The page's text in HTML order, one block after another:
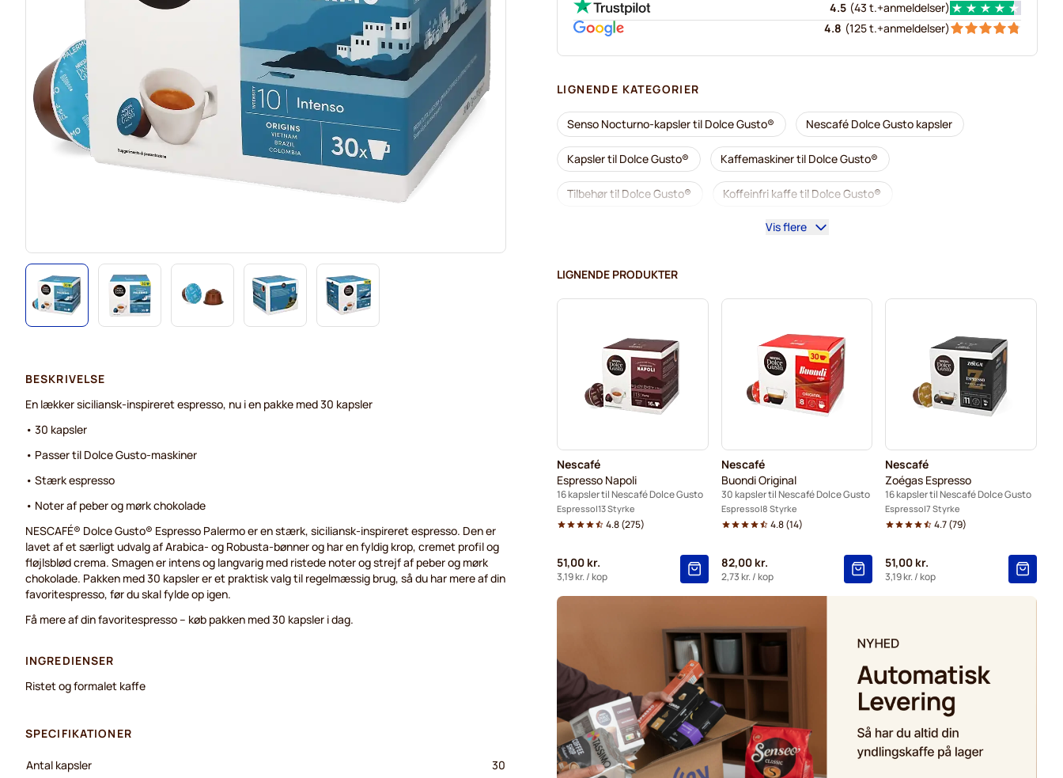
4.5 (43 t.+anmeldelser)
4.8 (125 t.+anmeldelser)
LIGNENDE KATEGORIER
Senso Nocturno-kapsler til Dolce Gusto® Nescafé Dolce Gusto kapsler
Kapsler til Dolce Gusto® Kaffemaskiner til Dolce Gusto®
Tilbehør til Dolce Gusto® Koffeinfri kaffe til Dolce Gusto®
Afkalkning og plejeprodukter til Dolce Gusto
Caffè Borbone til Dolce Gusto Dolce Vita kaffekapsler til Dolce Gusto®
Til Dolce Gusto®
Starbucks® kapsler til Dolce Gusto® Kaffekapslen-kaffekapsler til Dolce Gusto®
Starbucks® Grande-kaffekapsler til Dolce Gusto
Vis flere
LIGNENDE PRODUKTER
Nescafé
Espresso Napoli
16 kapsler til Nescafé Dolce Gusto
Espresso 13 Styrke
4.8(275)
51,00 kr.
3,19 kr./ kop
Nescafé
Buondi Original
30 kapsler til Nescafé Dolce Gusto
Espresso 8 Styrke
4.8(14)
82,00 kr.
2,73 kr./ kop
Nescafé
Zoégas Espresso
16 kapsler til Nescafé Dolce Gusto
Espresso 7 Styrke
4.7(79)
51,00 kr.
3,19 kr./ kop
BESKRIVELSE
En lækker siciliansk-inspireret espresso, nu i en pakke med 30 kapsler
• 30 kapsler
• Passer til Dolce Gusto-maskiner
• Stærk espresso
• Noter af peber og mørk chokolade
NESCAFÉ® Dolce Gusto® Espresso Palermo er en stærk, siciliansk-inspireret espresso. Den er
lavet af et særligt udvalg af Arabica- og Robusta-bønner og har en fyldig krop, cremet profil og
fløjlsblød crema. Smagen er intens og langvarig med ristede noter og strejf af peber og mørk
chokolade. Pakken med 30 kapsler er et praktisk valg til regelmæssig brug, så du har mere af din
favoritespresso, før du skal fylde op igen.
Få mere af din favoritespresso – køb pakken med 30 kapsler i dag.
INGREDIENSER
Ristet og formalet kaffe
SPECIFIKATIONER
Antal kapsler
30